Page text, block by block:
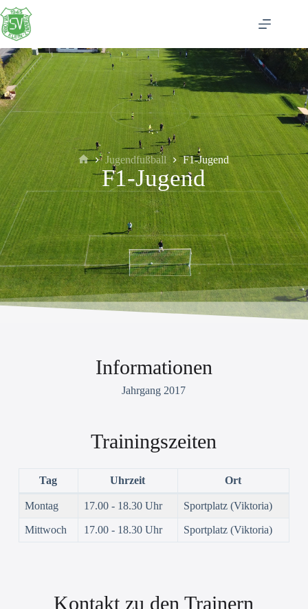
Jugendfußball F1-Jugend
F1-Jugend
Informationen
Jahrgang 2017
Trainingszeiten
Tag Uhrzeit Ort
Montag 17.00 - 18.30 Uhr Sportplatz (Viktoria)
Mittwoch 17.00 - 18.30 Uhr Sportplatz (Viktoria)
Kontakt zu den Trainern